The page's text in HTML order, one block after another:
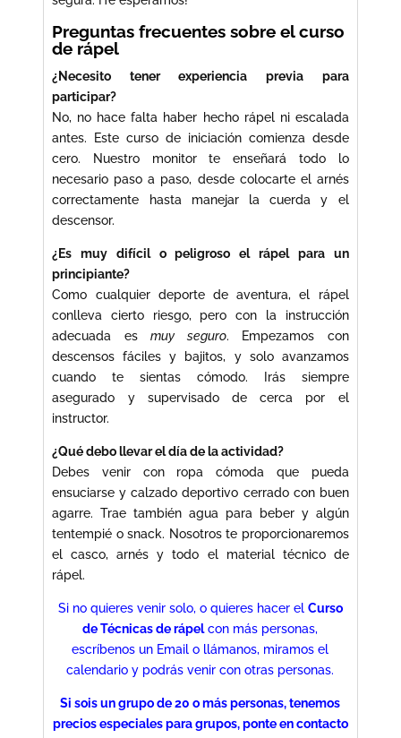
Preguntas frecuentes sobre el curso
de rápel
¿Necesito tener experiencia previa para
participar?
No, no hace falta haber hecho rápel ni escalada
antes. Este curso de iniciación comienza desde
cero. Nuestro monitor te enseñará todo lo
necesario paso a paso, desde colocarte el arnés
correctamente hasta manejar la cuerda y el
descensor.
¿Es muy difícil o peligroso el rápel para un
principiante?
Como cualquier deporte de aventura, el rápel
conlleva cierto riesgo, pero con la instrucción
adecuada esmuy seguro. Empezamos con
descensos fáciles y bajitos, y solo avanzamos
cuando te sientas cómodo. Irás siempre
asegurado y supervisado de cerca por el
instructor.
¿Qué debo llevar el día de la actividad?
Debes venir con ropa cómoda que pueda
ensuciarse y calzado deportivo cerrado con buen
agarre. Trae también agua para beber y algún
tentempié o snack. Nosotros te proporcionaremos
el casco, arnés y todo el material técnico de
rápel.
Si no quieres venir solo, o quieres hacer el Curso
de Técnicas de rápelcon más personas,
escríbenos un Email o llámanos, miramos el
calendario y podrás venir con otras personas.
Si sois un grupo de 20 o más personas, tenemos
precios especiales para grupos, ponte en contacto